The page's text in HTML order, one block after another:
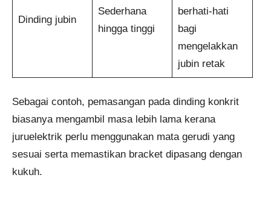
Dinding jubin
Sederhana
hingga tinggi
berhati-hati
bagi
mengelakkan
jubin retak
Sebagai contoh, pemasangan pada dinding konkrit
biasanya mengambil masa lebih lama kerana
juruelektrik perlu menggunakan mata gerudi yang
sesuai serta memastikan bracket dipasang dengan
kukuh.